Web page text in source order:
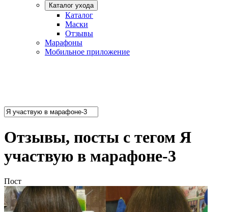
Каталог ухода
Каталог
Маски
Отзывы
Марафоны
Мобильное приложение
Отзывы, посты с тегом Я
участвую в марафоне-3
Пост